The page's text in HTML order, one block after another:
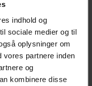
indhold og
sociale medier og til
oplysninger om
vores partnere inden
og
kombinere disse